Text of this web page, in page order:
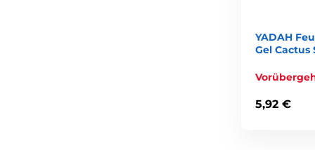
YADAH
Gel Cactus
5,92 €